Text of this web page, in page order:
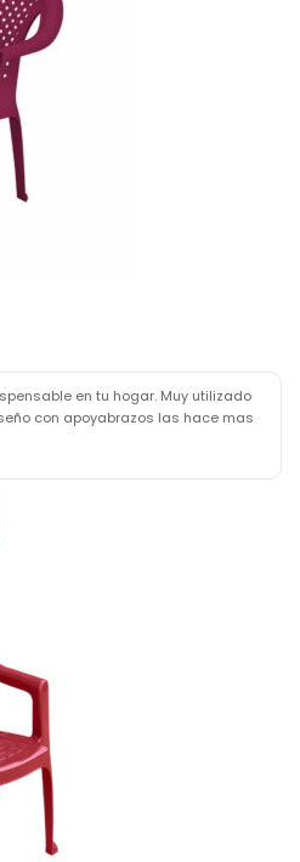
en tu hogar. Muy utilizado
con apoyabrazos las hace mas